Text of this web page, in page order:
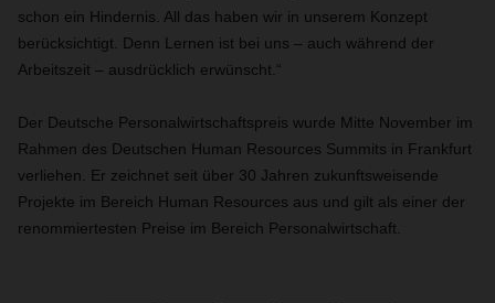
schon ein Hindernis. All das haben wir in unserem Konzept
berücksichtigt. Denn Lernen ist bei uns – auch während der
Arbeitszeit – ausdrücklich erwünscht.“
Der Deutsche Personalwirtschaftspreis wurde Mitte November im
Rahmen des Deutschen Human Resources Summits in Frankfurt
verliehen. Er zeichnet seit über 30 Jahren zukunftsweisende
Projekte im Bereich Human Resources aus und gilt als einer der
renommiertesten Preise im Bereich Personalwirtschaft.